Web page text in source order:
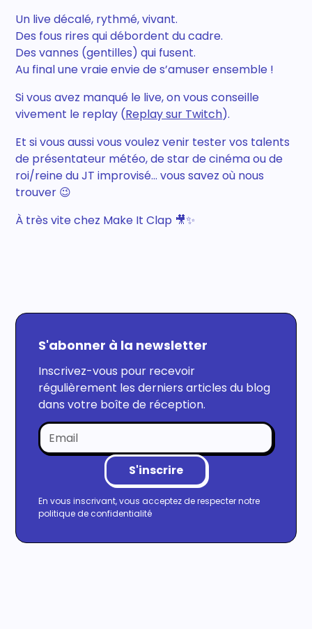
Un live décalé, rythmé, vivant.
Des fous rires qui débordent du cadre.
Des vannes (gentilles) qui fusent.
Au final une vraie envie de s’amuser ensemble !
Si vous avez manqué le live, on vous conseille
vivement le replay (Replay sur Twitch).
Et si vous aussi vous voulez venir tester vos talents
de présentateur météo, de star de cinéma ou de
roi/reine du JT improvisé… vous savez où nous
trouver 😉
À très vite chez Make It Clap 🎥✨
S'abonner à la newsletter
Inscrivez-vous pour recevoir
régulièrement les derniers articles du blog
dans votre boîte de réception.
En vous inscrivant, vous acceptez de respecter notre
politique de confidentialité